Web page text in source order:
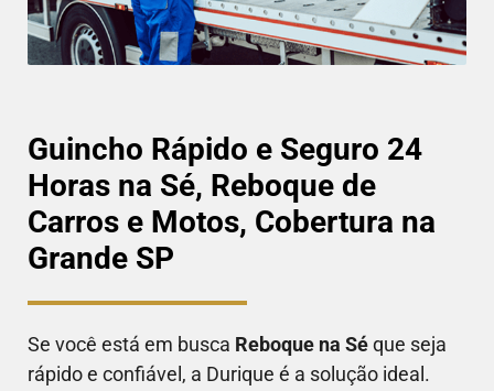
Guincho Rápido e Seguro 24
Horas na Sé, Reboque de
Carros e Motos, Cobertura na
Grande SP
Se você está em busca Reboque na Séque seja
rápido e confiável, a Durique é a solução ideal.